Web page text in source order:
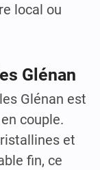
local ou
Glénan
Glénan est
couple.
et
fin, ce